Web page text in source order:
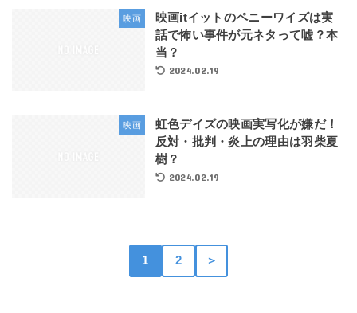
映画
映画itイットのペニーワイズは実
話で怖い事件が元ネタって嘘？本
当？
2024.02.19
映画
虹色デイズの映画実写化が嫌だ！
反対・批判・炎上の理由は羽柴夏
樹？
2024.02.19
1 2 ＞